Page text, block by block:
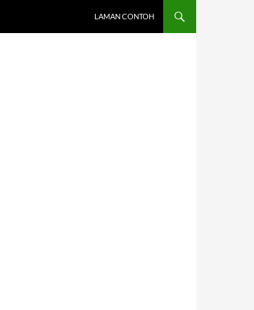
LAMAN CONTOH